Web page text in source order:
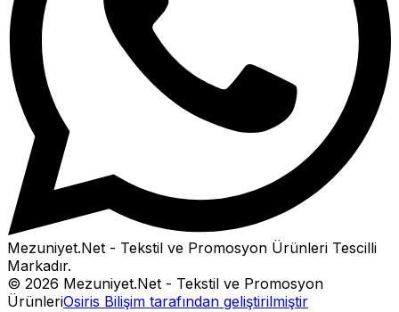
Mezuniyet.Net - Tekstil ve Promosyon Ürünleri Tescilli
Markadır.
© 2026 Mezuniyet.Net - Tekstil ve Promosyon
ÜrünleriOsiris Bilişim tarafından geliştirilmiştir